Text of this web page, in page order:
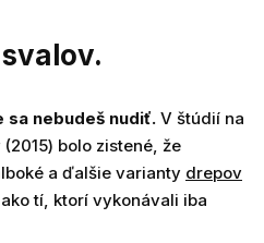
nebudeš nudiť. V štúdií na
bolo zistené, že
a ďalšie varianty drepov
tí, ktorí vykonávali iba